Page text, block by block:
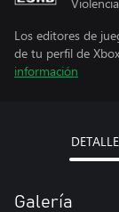
Los editores de
de tu perfil de
información
Galería